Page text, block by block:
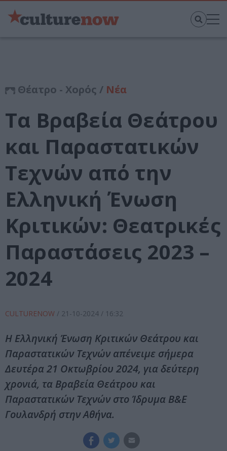
Θέατρο - Χορός / Νέα
Τα Βραβεία Θεάτρου
και Παραστατικών
Τεχνών από την
Ελληνική Ένωση
Κριτικών: Θεατρικές
Παραστάσεις 2023 –
2024
CULTURENOW / 21-10-2024 / 16:32
Η Ελληνική Ένωση Κριτικών Θεάτρου και
Παραστατικών Τεχνών απένειμε σήμερα
Δευτέρα 21 Οκτωβρίου 2024, για δεύτερη
χρονιά, τα Βραβεία Θεάτρου και
Παραστατικών Τεχνών στο Ίδρυμα Β&Ε
Γουλανδρή στην Αθήνα.